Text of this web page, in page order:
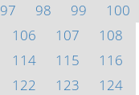
97 98 99
100
106 107
108
114 115
116
122 123
124